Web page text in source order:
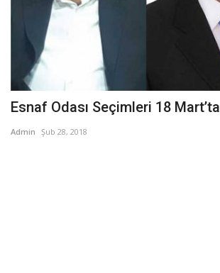
Esnaf Odası Seçimleri 18 Mart’ta
Admin Şub 28, 2018